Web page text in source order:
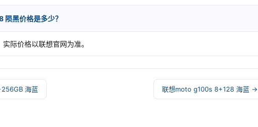
黑价格是多少？
际价格以联想官网为准。
海蓝 联想moto g100s 8+128 海蓝 →